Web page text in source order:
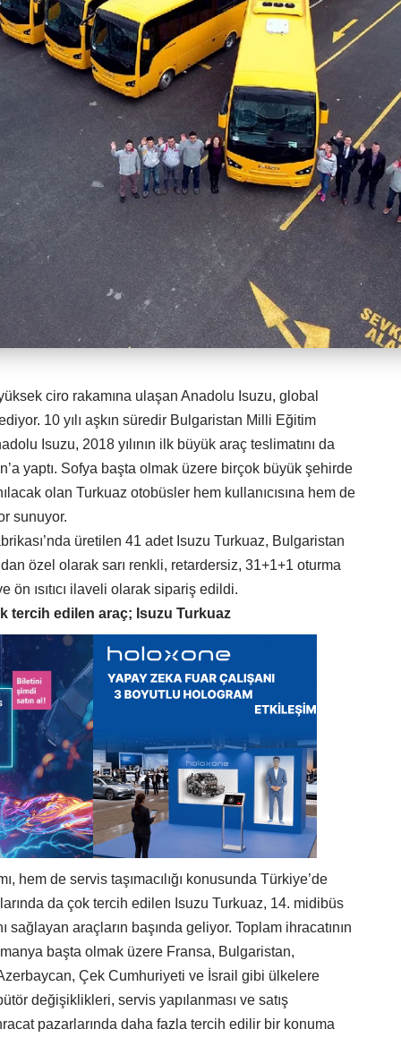
ciro rakamına ulaşan Anadolu Isuzu, global
10 yılı aşkın süredir Bulgaristan Milli Eğitim
Isuzu, 2018 yılının ilk büyük araç teslimatını da
yaptı. Sofya başta olmak üzere birçok büyük şehirde
olan Turkuaz otobüsler hem kullanıcısına hem de
sunuyor.
üretilen 41 adet Isuzu Turkuaz, Bulgaristan
özel olarak sarı renkli, retardersiz, 31+1+1 oturma
ön ısıtıcı ilaveli olarak sipariş edildi.
tercih edilen araç; Isuzu Turkuaz
hem de servis taşımacılığı konusunda Türkiye’de
da çok tercih edilen Isuzu Turkuaz, 14. midibüs
sağlayan araçların başında geliyor. Toplam ihracatının
başta olmak üzere Fransa, Bulgaristan,
Çek Cumhuriyeti ve İsrail gibi ülkelere
değişiklikleri, servis yapılanması ve satış
pazarlarında daha fazla tercih edilir bir konuma